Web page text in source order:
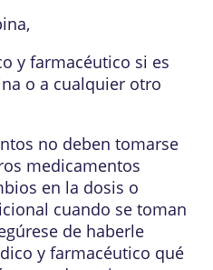
y farmacéutico si es
o a cualquier otro
no deben tomarse
medicamentos
en la dosis o
cuando se toman
de haberle
y farmacéutico qué